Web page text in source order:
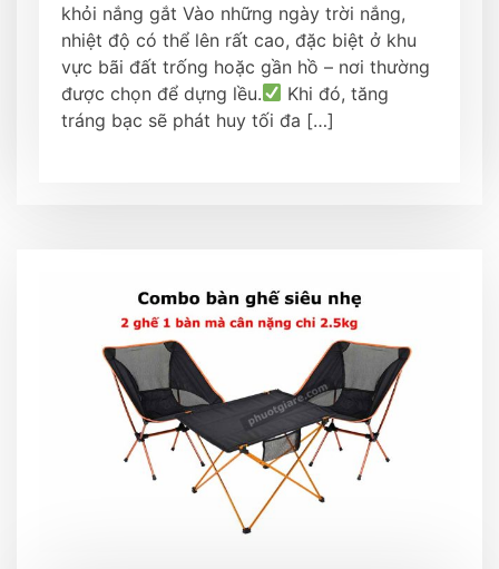
khỏi nắng gắt Vào những ngày trời nắng,
nhiệt độ có thể lên rất cao, đặc biệt ở khu
vực bãi đất trống hoặc gần hồ – nơi thường
được chọn để dựng lều.
Khi đó, tăng
tráng bạc sẽ phát huy tối đa […]